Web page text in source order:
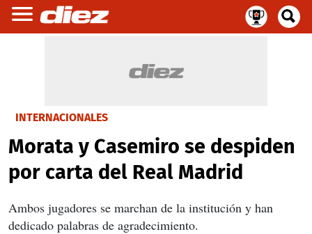
INTERNACIONALES
Morata y Casemiro se despiden
por carta del Real Madrid
Ambos jugadores se marchan de la institución y han
dedicado palabras de agradecimiento.